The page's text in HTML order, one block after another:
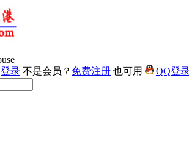
登录 不是会员？ 免费注册 也可用 QQ登